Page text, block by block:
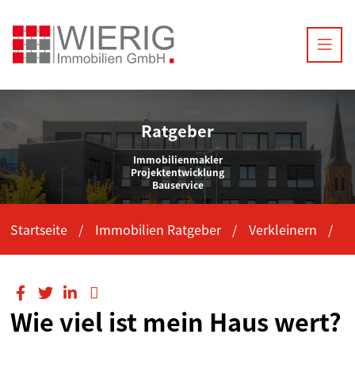
Ratgeber
Immobilienmakler
Projektentwicklung
Bauservice
Startseite Immobilien Ratgeber Verkleinern
Wie viel ist mein Haus wert?